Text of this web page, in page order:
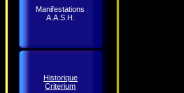
Manifestations
A.A.S.H.
Historique
Criterium